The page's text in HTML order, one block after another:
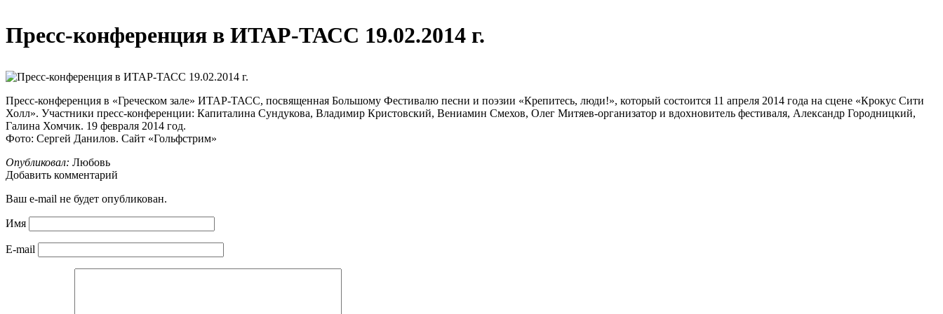
Пресс-конференция в ИТАР-ТАСС 19.02.2014 г.
Пресс-конференция в «Греческом зале» ИТАР-ТАСС, посвященная Большому Фестивалю песни и поэзии «Крепитесь, люди!», который состоится 11 апреля 2014 года на сцене «Крокус Сити
Холл». Участники пресс-конференции: Капиталина Сундукова, Владимир Кристовский, Вениамин Смехов, Олег Митяев-организатор и вдохновитель фестиваля, Александр Городницкий,
Галина Хомчик. 19 февраля 2014 год.
Фото: Сергей Данилов. Сайт «Гольфстрим»
Опубликовал: Любовь
Добавить комментарий
Ваш e-mail не будет опубликован.
Имя
E-mail